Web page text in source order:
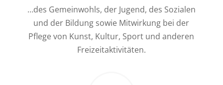
…des Gemeinwohls, der Jugend, des Sozialen
und der Bildung sowie Mitwirkung bei der
Pflege von Kunst, Kultur, Sport und anderen
Freizeitaktivitäten.